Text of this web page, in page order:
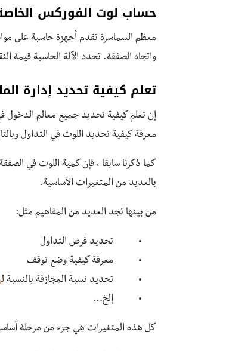
حساب لوت الفوركس
معظم السماسرة تقدم أجهزة حاسبة على
واتجاه الصفقة. تحدد الآلة الحاسبة قيمة
تعلم كيفية تحديد إدارة
إن تعلم كيفية تحديد جميع معالم
معرفة كيفية تحديد اللوت في التداول
كما ذكرنا سابقا ، فإن كمية اللوت في
بالعديد من المتغيرات الأساسية.
من بينها نجد العديد من المفاهيم مثل:
تحديد فرص التداول
معرفة كيفية وضع توقف
تحديد نسبة المجازفة بالنسبة ل
إلخ…
كل هذه المتغيرات هي جزء من مرحلة